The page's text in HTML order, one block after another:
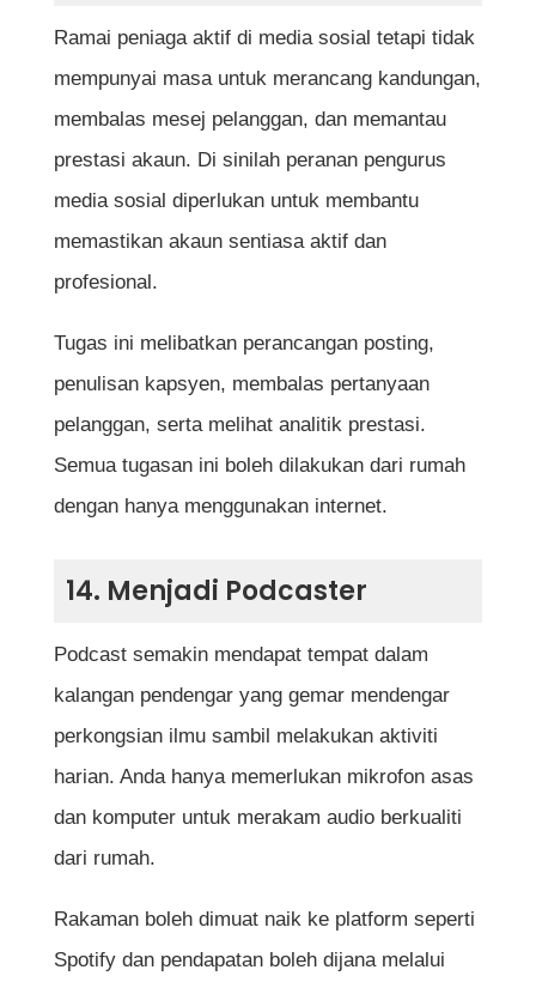
Ramai peniaga aktif di media sosial tetapi tidak
mempunyai masa untuk merancang kandungan,
membalas mesej pelanggan, dan memantau
prestasi akaun. Di sinilah peranan pengurus
media sosial diperlukan untuk membantu
memastikan akaun sentiasa aktif dan
profesional.
Tugas ini melibatkan perancangan posting,
penulisan kapsyen, membalas pertanyaan
pelanggan, serta melihat analitik prestasi.
Semua tugasan ini boleh dilakukan dari rumah
dengan hanya menggunakan internet.
14. Menjadi Podcaster
Podcast semakin mendapat tempat dalam
kalangan pendengar yang gemar mendengar
perkongsian ilmu sambil melakukan aktiviti
harian. Anda hanya memerlukan mikrofon asas
dan komputer untuk merakam audio berkualiti
dari rumah.
Rakaman boleh dimuat naik ke platform seperti
Spotify dan pendapatan boleh dijana melalui